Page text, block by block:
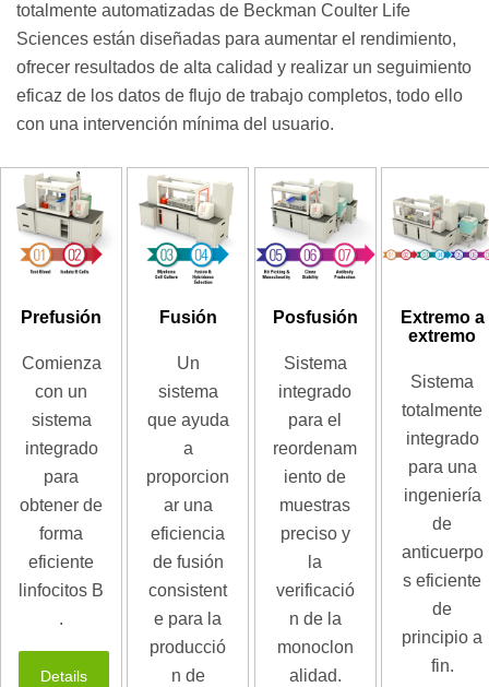
totalmente automatizadas de Beckman Coulter Life
Sciences están diseñadas para aumentar el rendimiento,
ofrecer resultados de alta calidad y realizar un seguimiento
eficaz de los datos de flujo de trabajo completos, todo ello
con una intervención mínima del usuario.
Prefusión
Comienza
con un
sistema
integrado
para
obtener de
forma
eficiente
linfocitos B
.
Details
Fusión
Un
sistema
que ayuda
a
proporcion
ar una
eficiencia
de fusión
consistent
e para la
producció
n de
Posfusión
Sistema
integrado
para el
reordenam
iento de
muestras
preciso y
la
verificació
n de la
monoclon
alidad.
Extremo a
extremo
Sistema
totalmente
integrado
para una
ingeniería
de
anticuerpo
s eficiente
de
principio a
fin.